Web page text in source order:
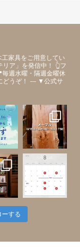
家具をご用意してい
ア」を発信中！
👆フ
毎週水曜・隔週金曜休
うぞ！
--- ▼公式サ
ーする